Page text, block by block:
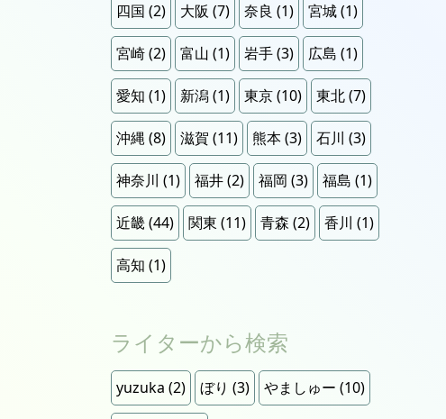
四国 (2) 大阪 (7) 奈良 (1) 宮城(1)
宮崎(2) 富山 (1) 岩手(3) 広島 (1)
愛知 (1) 新潟(1) 東京(10) 東北(7)
沖縄(8) 滋賀 (11) 熊本(3) 石川 (3)
神奈川 (1) 福井(2) 福岡 (3) 福島 (1)
近畿(44) 関東 (11) 青森 (2) 香川 (1)
高知 (1)
ライターから検索
yuzuka (2) ぼり (3) やましゅー (10)